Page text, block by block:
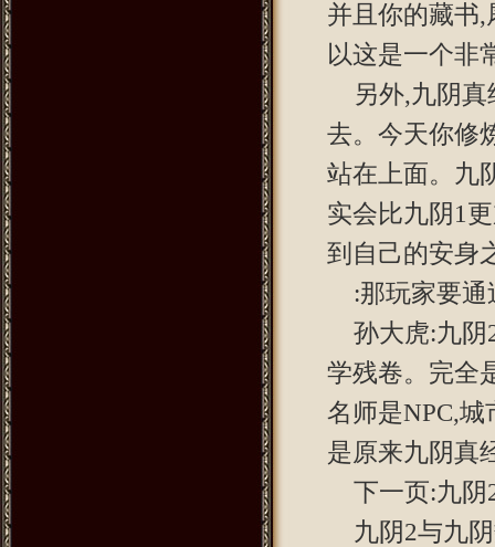
并且你的藏书
以这是一个非
另外,九阴
去。今天你修
站在上面。九
实会比九阴1
到自己的安身
:那玩家要通
孙大虎:九
学残卷。完全
名师是NPC,
是原来九阴真
下一页:九阴
九阴2与九